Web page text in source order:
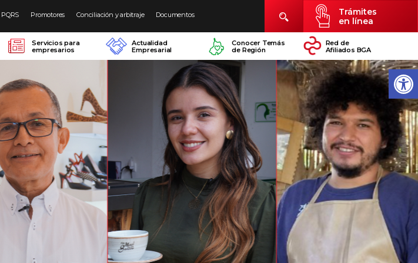
PQRS Promotores Conciliación y arbitraje Documentos
Trámites
en línea
Servicios para
empresarios
Actualidad
Empresarial
Conocer Temás
de Región
Red de
Afiliados BGA